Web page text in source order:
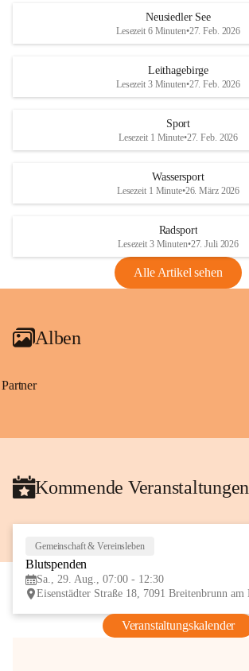
S
und den daraus folgenden wirtschaftlichen
Maßnahmen zur Bekämpfung
Rebe und der Amerikanischen
Anhang VBl. EU Nr. 18
1 Seite•1,4 MB
VBl. EU Nr. 18_2026
r
S
Neusiedler See
Lesezeit 6 Minuten•27. Feb. 2026
Leithagebirge
Lesezeit 3 Minuten•27. Feb. 2026
Sport
Lesezeit 1 Minute•27. Feb. 2026
Wassersport
Lesezeit 1 Minute•26. März 2026
Radsport
Lesezeit 3 Minuten•27. Juli 2026
Alle Artikel sehen
Alben
Partner
Kommende Veranstaltungen
Gemeinschaft & Vereinsleben
Blutspenden
Sa., 29. Aug., 07:00 - 12:30
Veranstaltungskalender